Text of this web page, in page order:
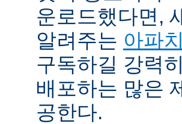
운로드했다면,
알려주는 아파
구독하길 강력
배포하는 많은
공한다.